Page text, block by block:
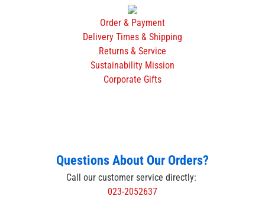
Order & Payment
Delivery Times & Shipping
Returns & Service
Sustainability Mission
Corporate Gifts
Questions About Our Orders?
Call our customer service directly:
023-2052637